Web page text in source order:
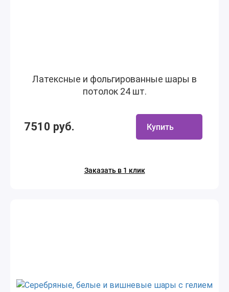
Латексные и фольгированные шары в
потолок 24 шт.
7510 руб. Купить
Заказать в 1 клик